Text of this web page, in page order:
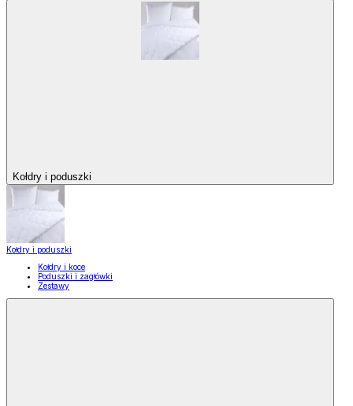
Kołdry i poduszki
Kołdry i poduszki
Kołdry i koce
Poduszki i zagłówki
Zestawy